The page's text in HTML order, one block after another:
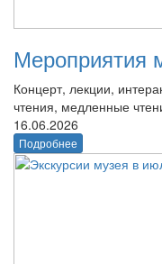
Мероприятия
Концерт, лекции,
чтения, медленные
16.06.2026
Подробнее